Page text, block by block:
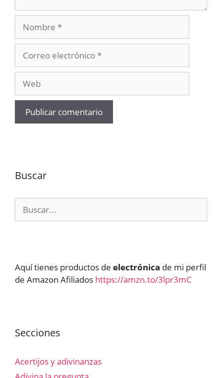
Nombre
electrónico
Buscar
Aquí tienes productos de electrónica de mi perfil
de Amazon Afiliados https://amzn.to/3lpr3mC
Secciones
Acertijos y adivinanzas